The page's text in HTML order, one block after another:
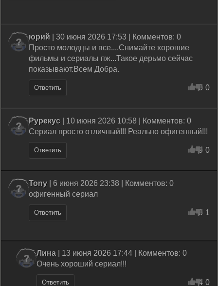
юрий | 30 июня 2026 17:53 | Комментов: 0
Просто молодцы и все....Снимайте хорошие
фильмы и сериалы пж...Такое дерьмо сейчас
показывают.Всем Добра.
Ответить 0 0
Рурекус | 10 июня 2026 10:58 | Комментов: 0
Сериал просто отличный!!! Реально офигенный!!!
Ответить 9 0
Tony| 6 июня 2026 23:38 | Комментов: 0
офигенный сериал
Ответить 9 1
Лина | 13 июня 2026 17:44 | Комментов: 0
Очень хороший сериал!!!
Ответить 4 0